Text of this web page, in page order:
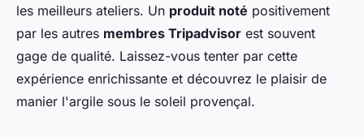
les meilleurs ateliers. Un produit noté positivement
par les autres membres Tripadvisor est souvent
gage de qualité. Laissez-vous tenter par cette
expérience enrichissante et découvrez le plaisir de
manier l'argile sous le soleil provençal.